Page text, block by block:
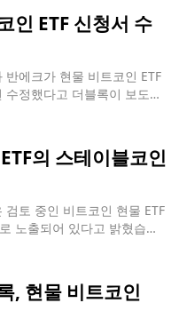
인 ETF 신청서 수
에크가 현물 비트코인 ETF
정했다고 더블록이 보도했
을 구하고 있습니다. S-1
신청에 대한 결정을 계속 미
제 기관은 현재까지 비트코
조작과 투자자 보호에 대한
최선을 다하고 있으며, 신청
기 위해 노력하고 있습니다.
고 있다는 신호일 수 있습
신의 역사를 가지고 있으며
역할을 해왔습니다. 두 회
의 스테이블코인
토 중인 비트코인 현물 ETF
노출되어 있다고 밝혔습니
기타 디지털 자산 시장, 특
큰 영향을 미칠 수 있는
에 미치는 위험에 노출될 수
, 현물 비트코인